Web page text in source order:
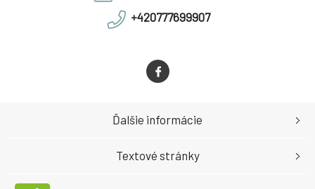
+420777699907
Ďalšie informácie
Textové stránky